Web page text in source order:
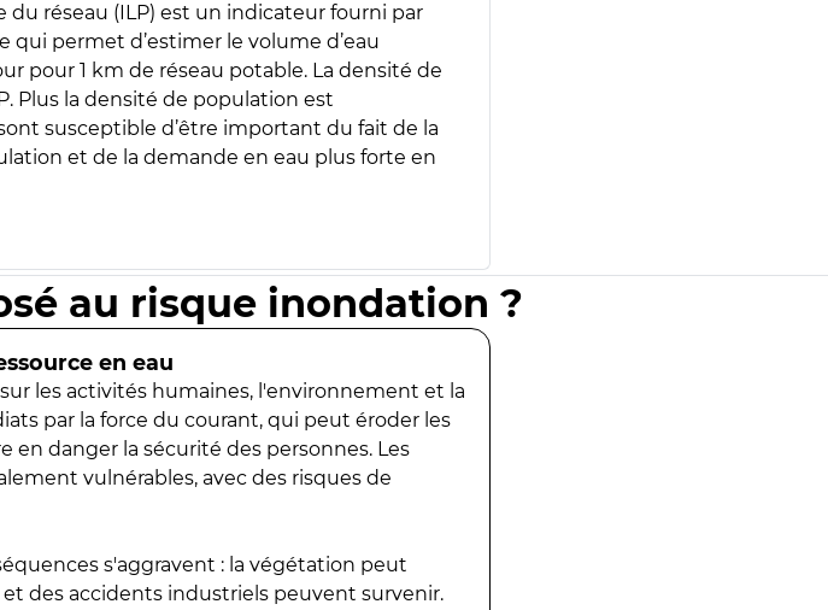
du réseau (ILP) est un indicateur fourni par
qui permet d’estimer le volume d’eau
pour 1 km de réseau potable. La densité de
Plus la densité de population est
susceptible d’être important du fait de la
et de la demande en eau plus forte en
au risque inondation ?
en eau
les activités humaines, l'environnement et la
par la force du courant, qui peut éroder les
en danger la sécurité des personnes. Les
vulnérables, avec des risques de
s'aggravent : la végétation peut
des accidents industriels peuvent survenir.